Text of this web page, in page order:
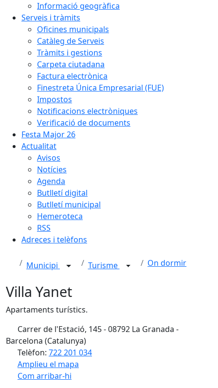
Informació geogràfica
Serveis i tràmits
Oficines municipals
Catàleg de Serveis
Tràmits i gestions
Carpeta ciutadana
Factura electrònica
Finestreta Única Empresarial (FUE)
Impostos
Notificacions electròniques
Verificació de documents
Festa Major 26
Actualitat
Avisos
Notícies
Agenda
Butlletí digital
Butlletí municipal
Hemeroteca
RSS
Adreces i telèfons
Municipi Turisme On dormir
Villa Yanet
Apartaments turístics.
Carrer de l'Estació, 145 - 08792 La Granada -
Barcelona (Catalunya)
Telèfon: 722 201 034
Amplieu el mapa
Com arribar-hi